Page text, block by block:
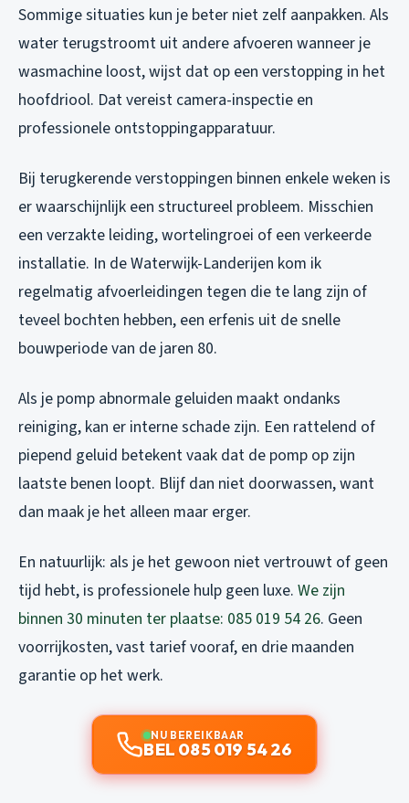
Sommige situaties kun je beter niet zelf aanpakken. Als
water terugstroomt uit andere afvoeren wanneer je
wasmachine loost, wijst dat op een verstopping in het
hoofdriool. Dat vereist camera-inspectie en
professionele ontstoppingapparatuur.
Bij terugkerende verstoppingen binnen enkele weken is
er waarschijnlijk een structureel probleem. Misschien
een verzakte leiding, wortelingroei of een verkeerde
installatie. In de Waterwijk-Landerijen kom ik
regelmatig afvoerleidingen tegen die te lang zijn of
teveel bochten hebben, een erfenis uit de snelle
bouwperiode van de jaren 80.
Als je pomp abnormale geluiden maakt ondanks
reiniging, kan er interne schade zijn. Een rattelend of
piepend geluid betekent vaak dat de pomp op zijn
laatste benen loopt. Blijf dan niet doorwassen, want
dan maak je het alleen maar erger.
En natuurlijk: als je het gewoon niet vertrouwt of geen
tijd hebt, is professionele hulp geen luxe. We zijn
binnen 30 minuten ter plaatse: 085 019 54 26. Geen
voorrijkosten, vast tarief vooraf, en drie maanden
garantie op het werk.
NU BEREIKBAAR
BEL 085 019 54 26